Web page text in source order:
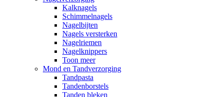
Kalknagels
Schimmelnagels
Nagelbijten
Nagels versterken
Nagelriemen
Nagelknippers
Toon meer
Mond en Tandverzorging
Tandpasta
Tandenborstels
Tanden bleken